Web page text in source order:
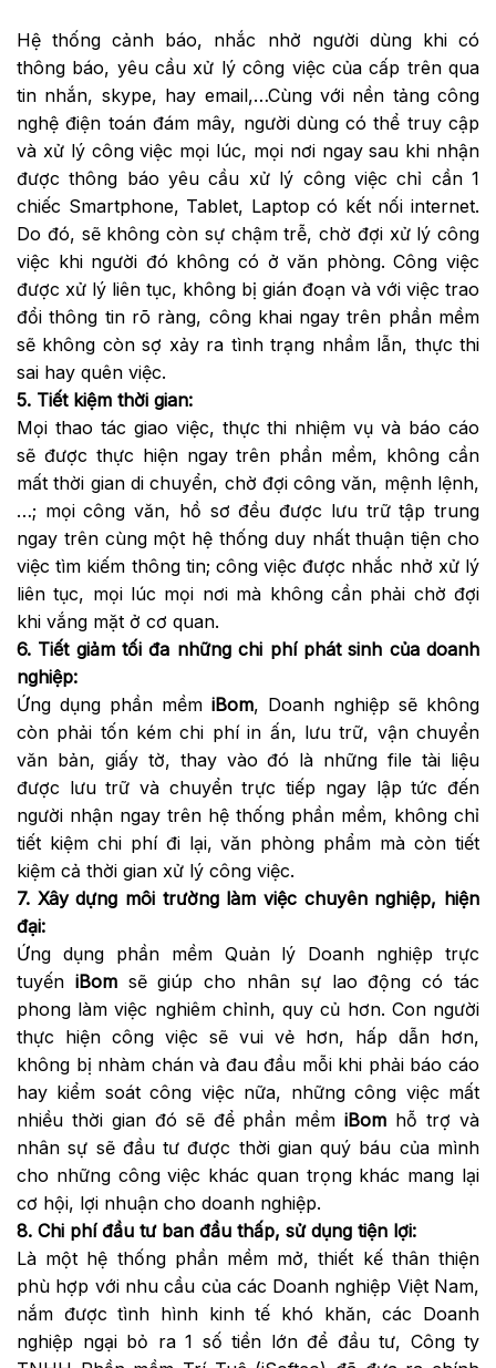
Hệ thống cảnh báo, nhắc nhở người dùng khi có
thông báo, yêu cầu xử lý công việc của cấp trên qua
tin nhắn, skype, hay email,…Cùng với nền tảng công
nghệ điện toán đám mây, người dùng có thể truy cập
và xử lý công việc mọi lúc, mọi nơi ngay sau khi nhận
được thông báo yêu cầu xử lý công việc chỉ cần 1
chiếc Smartphone, Tablet, Laptop có kết nối internet.
Do đó, sẽ không còn sự chậm trễ, chờ đợi xử lý công
việc khi người đó không có ở văn phòng. Công việc
được xử lý liên tục, không bị gián đoạn và với việc trao
đổi thông tin rõ ràng, công khai ngay trên phần mềm
sẽ không còn sợ xảy ra tình trạng nhầm lẫn, thực thi
sai hay quên việc.
5. Tiết kiệm thời gian:
Mọi thao tác giao việc, thực thi nhiệm vụ và báo cáo
sẽ được thực hiện ngay trên phần mềm, không cần
mất thời gian di chuyển, chờ đợi công văn, mệnh lệnh,
…; mọi công văn, hồ sơ đều được lưu trữ tập trung
ngay trên cùng một hệ thống duy nhất thuận tiện cho
việc tìm kiếm thông tin; công việc được nhắc nhở xử lý
liên tục, mọi lúc mọi nơi mà không cần phải chờ đợi
khi vắng mặt ở cơ quan.
6. Tiết giảm tối đa những chi phí phát sinh của doanh
nghiệp:
Ứng dụng phần mềm iBom, Doanh nghiệp sẽ không
còn phải tốn kém chi phí in ấn, lưu trữ, vận chuyển
văn bản, giấy tờ, thay vào đó là những file tài liệu
được lưu trữ và chuyển trực tiếp ngay lập tức đến
người nhận ngay trên hệ thống phần mềm, không chỉ
tiết kiệm chi phí đi lại, văn phòng phẩm mà còn tiết
kiệm cả thời gian xử lý công việc.
7. Xây dựng môi trường làm việc chuyên nghiệp, hiện
đại:
Ứng dụng phần mềm Quản lý Doanh nghiệp trực
tuyến iBomsẽ giúp cho nhân sự lao động có tác
phong làm việc nghiêm chỉnh, quy củ hơn. Con người
thực hiện công việc sẽ vui vẻ hơn, hấp dẫn hơn,
không bị nhàm chán và đau đầu mỗi khi phải báo cáo
hay kiểm soát công việc nữa, những công việc mất
nhiều thời gian đó sẽ để phần mềmiBom hỗ trợ và
nhân sự sẽ đầu tư được thời gian quý báu của mình
cho những công việc khác quan trọng khác mang lại
cơ hội, lợi nhuận cho doanh nghiệp.
8. Chi phí đầu tư ban đầu thấp, sử dụng tiện lợi:
Là một hệ thống phần mềm mở, thiết kế thân thiện
phù hợp với nhu cầu của các Doanh nghiệp Việt Nam,
nắm được tình hình kinh tế khó khăn, các Doanh
nghiệp ngại bỏ ra 1 số tiền lớn để đầu tư, Công ty